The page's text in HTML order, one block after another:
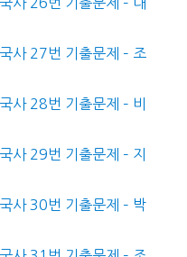
사 27번 기출문제 – 조
사 28번 기출문제 – 비
사 29번 기출문제 – 지
사 30번 기출문제 – 박